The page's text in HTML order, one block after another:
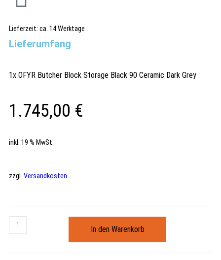
Lieferzeit: ca. 14 Werktage
Lieferumfang
1x OFYR Butcher Block Storage Black 90 Ceramic Dark Grey
1.745,00 €
inkl. 19 % MwSt.
zzgl. Versandkosten
In den Warenkorb